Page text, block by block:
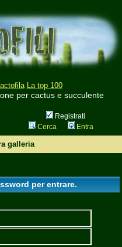
La top 100
per cactus e succulente
Registrati
Cerca Entra
galleria
per entrare.